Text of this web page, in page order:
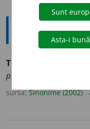
Sinonime
TRACAS
plictisi, sâcâi, supăra.
sursa:Sinonime (2002)